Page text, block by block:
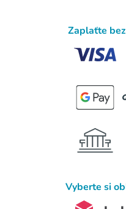
Zaplaťte
Vyberte si